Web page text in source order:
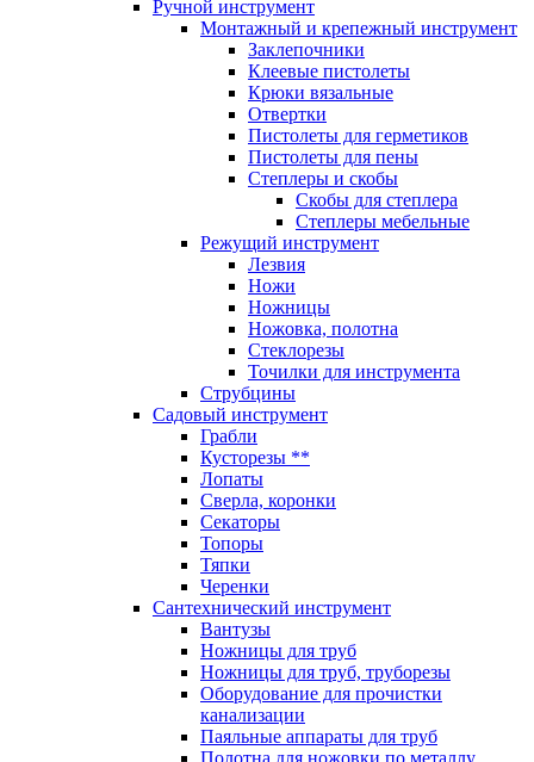
Ручной инструмент
Монтажный и крепежный инструмент
Заклепочники
Клеевые пистолеты
Крюки вязальные
Отвертки
Пистолеты для герметиков
Пистолеты для пены
Степлеры и скобы
Скобы для степлера
Степлеры мебельные
Режущий инструмент
Лезвия
Ножи
Ножницы
Ножовка, полотна
Стеклорезы
Точилки для инструмента
Струбцины
Садовый инструмент
Грабли
Кусторезы **
Лопаты
Сверла, коронки
Секаторы
Топоры
Тяпки
Черенки
Сантехнический инструмент
Вантузы
Ножницы для труб
Ножницы для труб, труборезы
Оборудование для прочистки
канализации
Паяльные аппараты для труб
Полотна для ножовки по металлу